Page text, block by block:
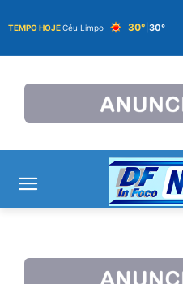
TEMPO HOJECéu Limpo 30° 30°